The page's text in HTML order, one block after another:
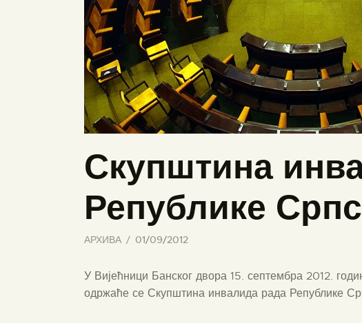
Скупштина
Републике
АРХИВА 01/09/2012
У Вијећници Банског двора 15. септембра 2012.
одржаће се Скупштина инвалида рада Републике